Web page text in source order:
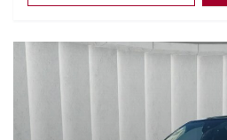
Vedi dettagli